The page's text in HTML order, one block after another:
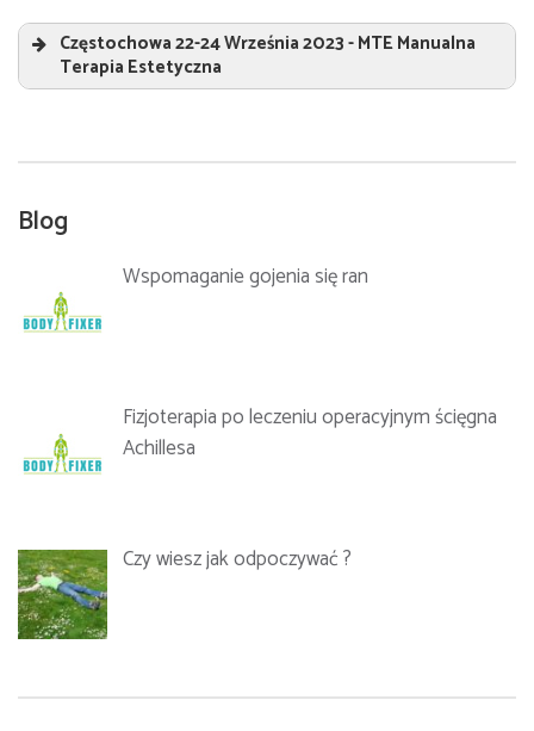
Data:19.11.2022
Godziny zajęć:
rentgenowską„
Prowadzący:Sebastian Jeruszka
Częstochowa 22-24 Września 2023 - MTE Manualna
Terapia Estetyczna
Prowadzący:Sebastian Jeruszka
Blog
Wspomaganie gojenia się ran
Fizjoterapia po leczeniu operacyjnym ścięgna
Achillesa
Czy wiesz jak odpoczywać ?